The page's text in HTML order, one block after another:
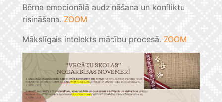
Bērna emocionālā audzināšana un konfliktu
risināšana. ZOOM
Mākslīgais intelekts mācību procesā. ZOOM